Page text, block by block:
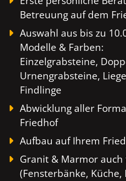
Betreuung auf dem
Auswahl aus bis zu
Modelle & Farben:
Einzelgrabsteine,
Urnengrabsteine,
Findlinge
Abwicklung aller
Friedhof
Aufbau auf Ihrem
Granit & Marmor
(Fensterbänke, Küche,